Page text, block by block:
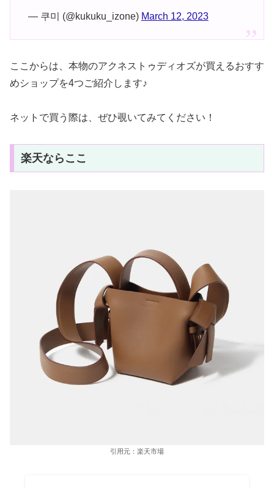
— 쿠미 (@kukuku_izone) March 12, 2023
ここからは、本物のアクネストゥディオズが買えるおすす
めショップを4つご紹介します♪
ネットで買う際は、ぜひ覗いてみてください！
楽天ならここ
引用元：楽天市場